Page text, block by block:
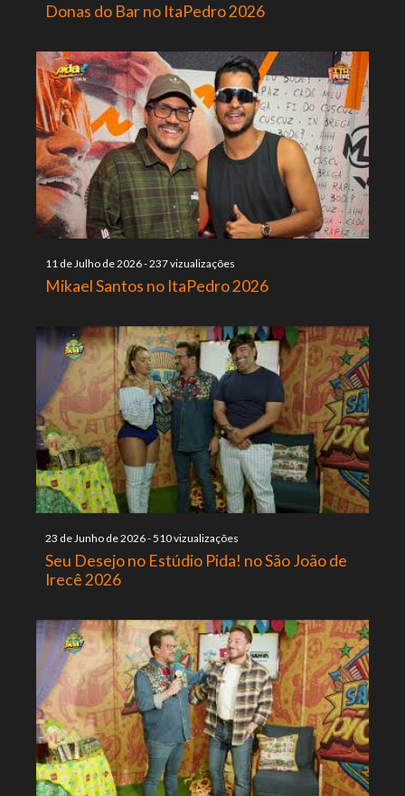
Donas do Bar no ItaPedro 2026
11 de Julho de 2026-237 vizualizações
Mikael Santos no ItaPedro 2026
23 de Junho de 2026-510 vizualizações
Seu Desejo no Estúdio Pida! no São João de
Irecê 2026